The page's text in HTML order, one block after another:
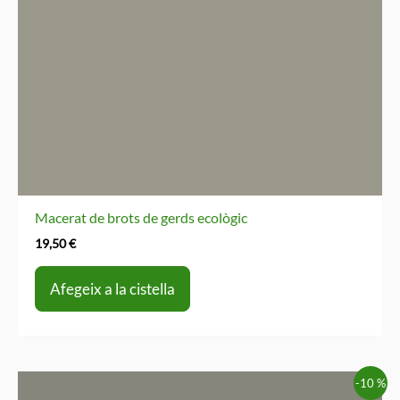
Macerat de brots de gerds ecològic
19,50€
Afegeix a la cistella
-10 %